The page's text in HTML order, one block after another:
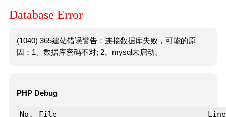
Database Error
(1040) 365建站错误警告：连接数据库失败，可能的原
因：1、数据库密码不对; 2、mysql未启动。
PHP Debug
No. File
Line